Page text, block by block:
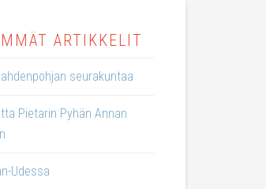
ARTIKKELIT
seurakuntaa
Pietarin Pyhän Annan
Udessa